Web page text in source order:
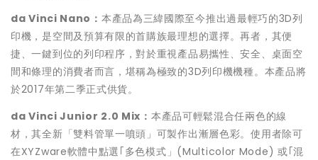
da Vinci Nano ： 本產品為三緯國際至今推出過最輕巧的3D列
印機，是空間及預算有限的首購族最理想的選擇。再者，其便
捷、一鍵到位的列印程序，對於重視產品易攜性、安全、桌面空
間和條理的消費者而言，堪稱為極致的3D列印機機種。本產品將
於2017年第二季正式供貨。
da Vinci Junior 2.0 Mix ： 本產品可輕鬆混合任兩色的線
材，其全新「雙料管單一噴頭」可製作出漸層色彩。使用者除可
在XYZware軟體中點選｢多色模式」(Multicolor Mode) 或｢混